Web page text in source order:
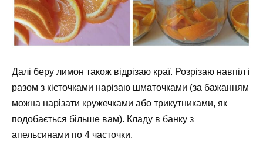
Далі беру лимон також відрізаю краї. Розрізаю навпіл і
разом з кісточками нарізаю шматочками (за бажанням
можна нарізати кружечками або трикутниками, як
подобається більше вам). Кладу в банку з
апельсинами по 4 часточки.